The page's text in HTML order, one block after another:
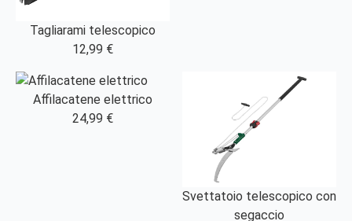
Tagliarami telescopico
12,99 €
Affilacatene elettrico
24,99 €
Svettatoio telescopico con
segaccio